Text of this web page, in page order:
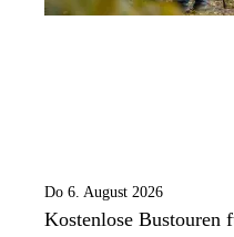
Do 6. August 2026
Kostenlose Bustouren